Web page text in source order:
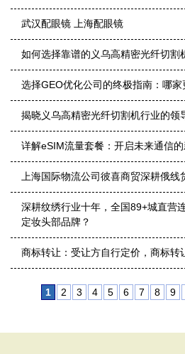
武汉配眼镜 上海配眼镜
如何选择靠谱的义乌高精密光纤切割
选择GEO优化公司的终极指南：哪家
揭晓义乌高精密光纤切割机行业的领
详解eSIM流量套餐：开启未来通信
上海国际物流公司彼喜商贸深耕俄线
深耕纹绣行业十年，全国89+城直营
定妆头部品牌？
商标转让：受让方自行定价，商标转
1 2 3 4 5 6 7 8 9